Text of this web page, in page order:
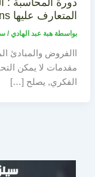
المتعارف عليها Accounting Assumptions
بواسطة هبة عبد الهادي/
االفروض والمبادئ
مقدمات لا يمكن
الفكري, يصلح […]